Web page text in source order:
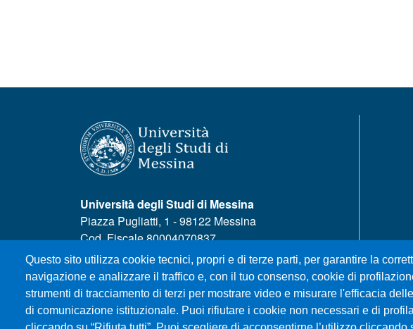
Questo sito utilizza cookie tecnici, propri e di terze parti, per garantire la
navigazione e analizzare il traffico e, con il tuo consenso, cookie di
strumenti di tracciamento di terzi per mostrare video e misurare l'efficacia
di comunicazione istituzionale. Puoi rifiutare i cookie non necessari e di
Università degli Studi di Messina
Piazza Pugliatti, 1 - 98122 Messina
Cod. Fiscale 80004070837
P.IVA 00724160833
Centralino: 090 676 1
MENÙ SOCIAL